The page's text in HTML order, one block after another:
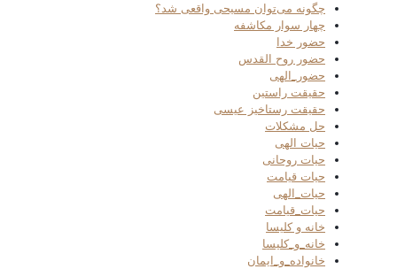
چگونه می‌توان مسیحی واقعی شد؟
چهار سوار مکاشفه
حضور خدا
حضور روح القدس
حضور_الهی
حقیقت راستین
حقیقت رستاخیز عیسی
حل مشکلات
حیات الهی
حیات روحانی
حیات قیامت
حیات_الهی
حیات_قیامت
خانه و کلیسا
خانه_و_کلیسا
خانواده_و_ایمان